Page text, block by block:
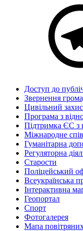
Доступ до
Звернення
Цивільний
Програма з
Підтримка ЄС з
Міжнародне
Гуманітарна
Регуляторна
Старости
Поліцейський
Всеукраїнська
Інтерактивна
Геопортал
Спорт
Фотогалерея
Мапа